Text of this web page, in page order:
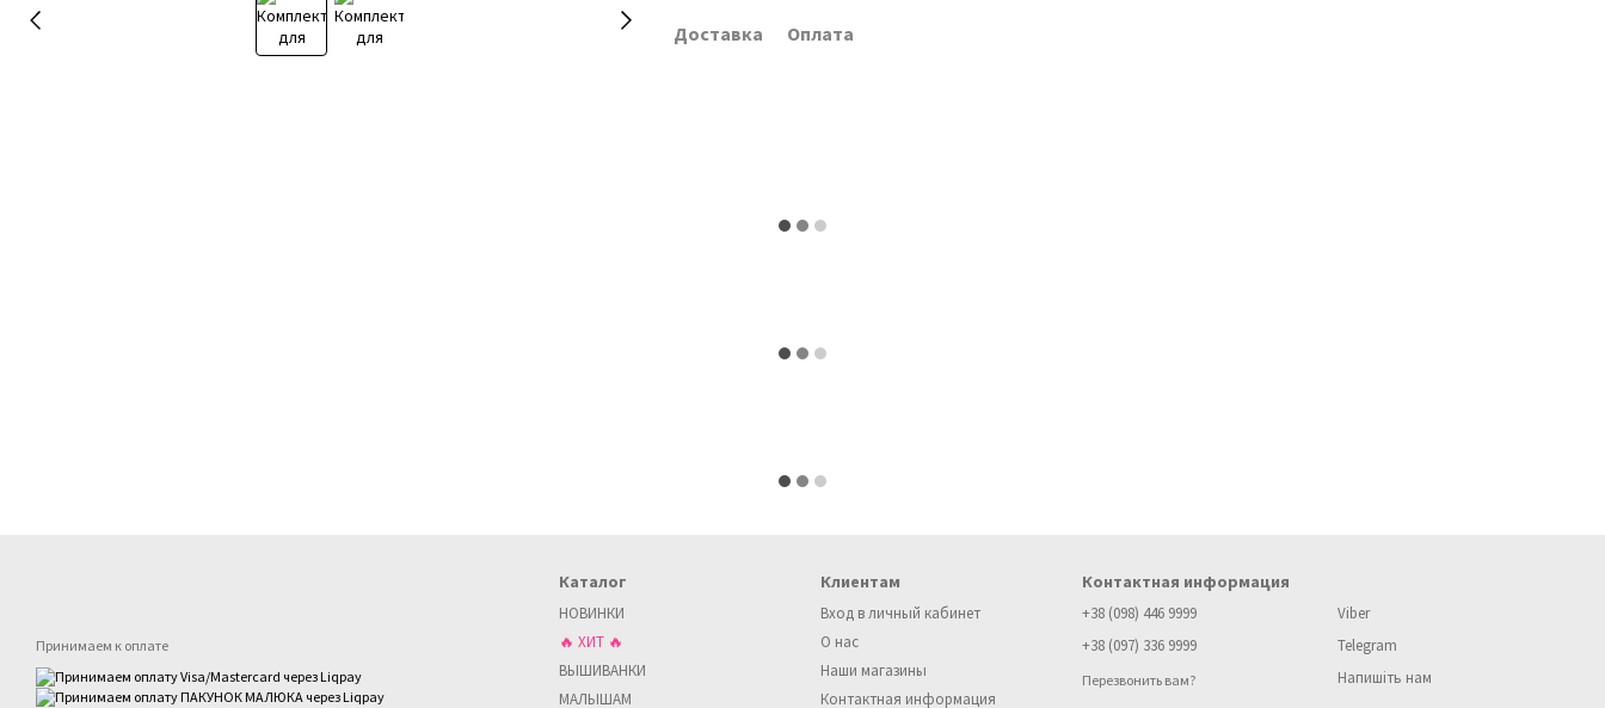
Доставка Оплата
Принимаем к оплате
Каталог
НОВИНКИ
🔥 ХИТ 🔥
ВЫШИВАНКИ
МАЛЫШАМ
Клиентам
Вход в личный кабинет
О нас
Наши магазины
Контактная информация
Контактная информация
+38 (098) 446 9999
+38 (097) 336 9999
Перезвонить вам?
Viber
Telegram
Напишіть нам